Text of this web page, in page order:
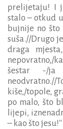
prelijetaju! I
stalo – otkud
bujnije no što
suša.//Drugo
draga
nepovratno,/
šestar -/ja
neodvratno.//
kiše,/topole,
po malo, što
lijepi,
– kao što jesu!''